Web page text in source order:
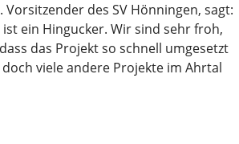
des SV Hönningen, sagt:
ist ein Hingucker. Wir sind sehr froh,
das Projekt so schnell umgesetzt
viele andere Projekte im Ahrtal